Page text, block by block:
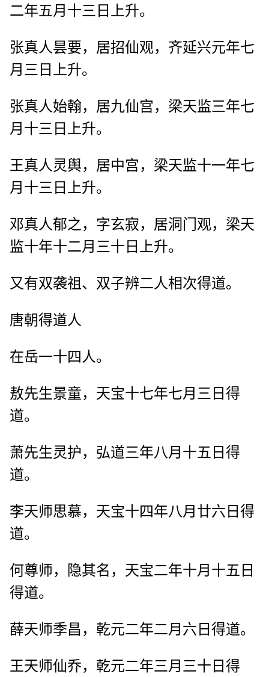
二年五月十三日上升。
张真人昙要，居招仙观，齐延兴元年七
月三日上升。
张真人始翰，居九仙宫，梁天监三年七
月十三日上升。
王真人灵舆，居中宫，梁天监十一年七
月十三日上升。
邓真人郁之，字玄寂，居洞门观，梁天
监十年十二月三十日上升。
又有双袭祖、双子辨二人相次得道。
唐朝得道人
在岳一十四人。
敖先生景童，天宝十七年七月三日得
道。
萧先生灵护，弘道三年八月十五日得
道。
李天师思慕，天宝十四年八月廿六日得
道。
何尊师，隐其名，天宝二年十月十五日
得道。
薛天师季昌，乾元二年二月六日得道。
王天师仙乔，乾元二年三月三十日得